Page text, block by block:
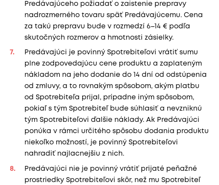
Predávajúceho požiadať o zaistenie prepravy
nadrozmerného tovaru späť Predávajúcemu. Cena
za takú prepravu bude v rozmedzí 6–14 € podľa
skutočných rozmerov a hmotnosti zásielky.
Predávajúci je povinný Spotrebiteľovi vrátiť sumu
plne zodpovedajúcu cene produktu a zaplateným
nákladom na jeho dodanie do 14 dní od odstúpenia
od zmluvy, a to rovnakým spôsobom, akým platbu
od Spotrebiteľa prijal, prípadne iným spôsobom,
pokiaľ s tým Spotrebiteľ bude súhlasiť a nevzniknú
tým Spotrebiteľovi ďalšie náklady. Ak Predávajúci
ponúka v rámci určitého spôsobu dodania produktu
niekoľko možností, je povinný Spotrebiteľovi
nahradiť najlacnejšiu z nich.
Predávajúci nie je povinný vrátiť prijaté peňažné
prostriedky Spotrebiteľovi skôr, než mu Spotrebiteľ